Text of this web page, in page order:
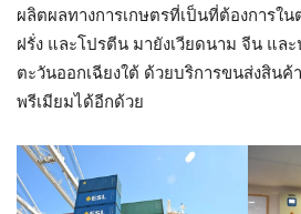
ผลิตผลทางการเกษตรที่เป็นที่ต้องการใ
ฝรั่ง และโปรตีน มายังเวียดนาม จีน และ
ตะวันออกเฉียงใต้ ด้วยบริการขนส่งสิน
พรีเมียมได้อีกด้วย